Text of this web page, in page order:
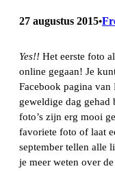
27 augustus 2015•
Yes!! Het eerste foto
online gegaan! Je
Facebook pagina
geweldige dag gehad
foto’s zijn erg mooi
favoriete foto of laat
september tellen alle
je meer weten over